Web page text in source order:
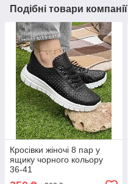
Подібні товари компанії
Кросівки жіночі 8 пар у
ящику чорного кольору
36-41